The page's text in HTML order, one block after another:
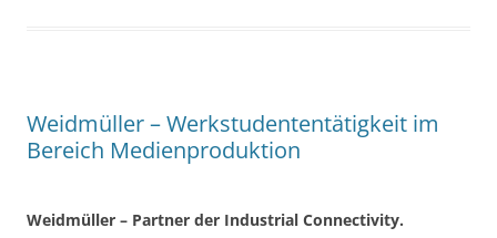
Weidmüller – Werkstudententätigkeit im
Bereich Medienproduktion
Weidmüller – Partner der Industrial Connectivity.